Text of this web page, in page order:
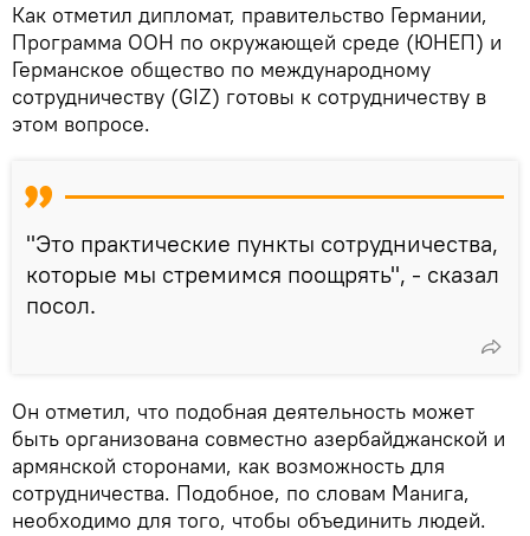
Как отметил дипломат, правительство Германии,
Программа ООН по окружающей среде (ЮНЕП) и
Германское общество по международному
сотрудничеству (GIZ) готовы к сотрудничеству в
этом вопросе.
"Это практические пункты сотрудничества,
которые мы стремимся поощрять", - сказал
посол.
Он отметил, что подобная деятельность может
быть организована совместно азербайджанской и
армянской сторонами, как возможность для
сотрудничества. Подобное, по словам Манига,
необходимо для того, чтобы объединить людей.